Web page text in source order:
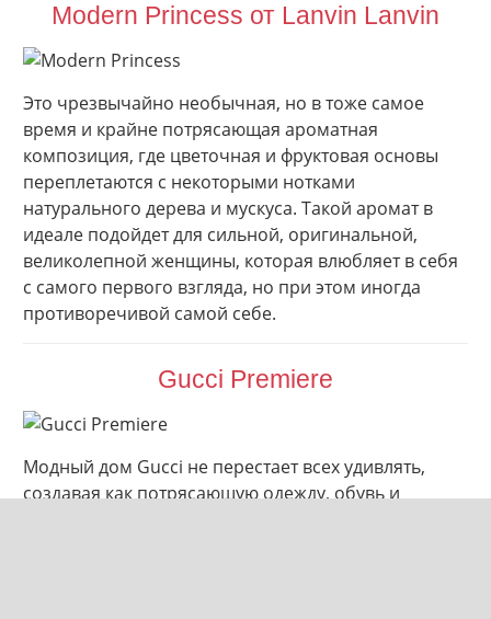
Modern Princess от Lanvin Lanvin
Это чрезвычайно необычная, но в тоже самое
время и крайне потрясающая ароматная
композиция, где цветочная и фруктовая основы
переплетаются с некоторыми нотками
натурального дерева и мускуса. Такой аромат в
идеале подойдет для сильной, оригинальной,
великолепной женщины, которая влюбляет в себя
с самого первого взгляда, но при этом иногда
противоречивой самой себе.
Gucci Premiere
Модный дом Gucci не перестает всех удивлять,
создавая как потрясающую одежду, обувь и